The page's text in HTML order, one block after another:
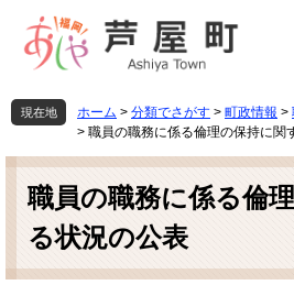
先
頭
を
飛
現在地 ホーム > 分類でさがす > 町政情報 >
> 職員の職務に係る倫理の保持に関
本
職員の職務に係る倫
る状況の公表